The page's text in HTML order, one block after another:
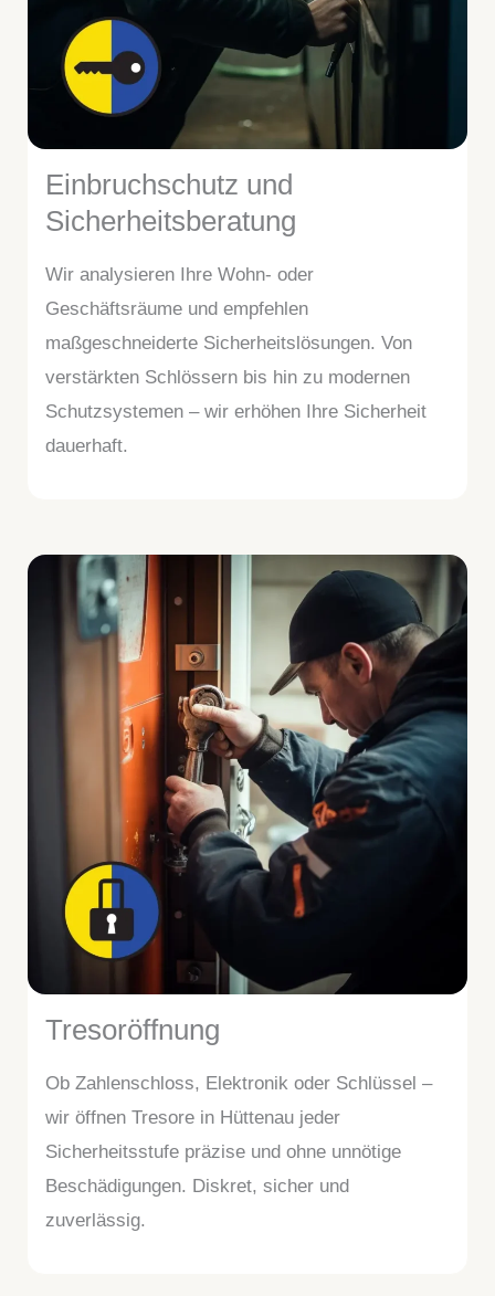
Einbruchschutz und
Sicherheitsberatung
Wir analysieren Ihre Wohn- oder
Geschäftsräume und empfehlen
maßgeschneiderte Sicherheitslösungen. Von
verstärkten Schlössern bis hin zu modernen
Schutzsystemen – wir erhöhen Ihre Sicherheit
dauerhaft.
Tresoröffnung
Ob Zahlenschloss, Elektronik oder Schlüssel –
wir öffnen Tresore in Hüttenau jeder
Sicherheitsstufe präzise und ohne unnötige
Beschädigungen. Diskret, sicher und
zuverlässig.